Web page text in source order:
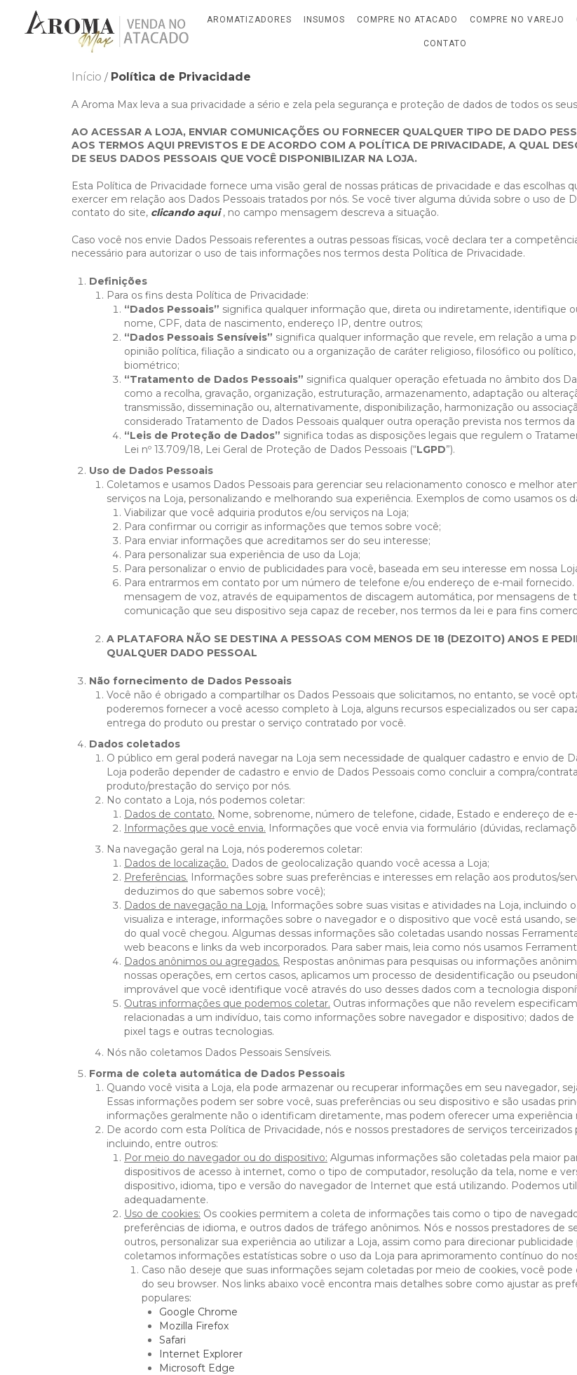
AROMATIZADORES INSUMOS COMPRE NO ATACADO COMPRE NO VAREJO
CONTATO
Início / Política de Privacidade
A Aroma Max leva a sua privacidade a sério e zela pela segurança e proteção de dados de todos os
AO ACESSAR A LOJA, ENVIAR COMUNICAÇÕES OU FORNECER QUALQUER TIPO DE DADO
AOS TERMOS AQUI PREVISTOS E DE ACORDO COM A POLÍTICA DE PRIVACIDADE, A QUAL
DE SEUS DADOS PESSOAIS QUE VOCÊ DISPONIBILIZAR NA LOJA.
Esta Política de Privacidade fornece uma visão geral de nossas práticas de privacidade e das
exercer em relação aos Dados Pessoais tratados por nós. Se você tiver alguma dúvida sobre o uso
contato do site, clicando aqui, no campo mensagem descreva a situação.
Caso você nos envie Dados Pessoais referentes a outras pessoas físicas, você declara ter a
necessário para autorizar o uso de tais informações nos termos desta Política de Privacidade.
Definições
Para os fins desta Política de Privacidade:
“Dados Pessoais” significa qualquer informação que, direta ou indiretamente, identifique
nome, CPF, data de nascimento, endereço IP, dentre outros;
“Dados Pessoais Sensíveis” significa qualquer informação que revele, em relação a uma
opinião política, filiação a sindicato ou a organização de caráter religioso, filosófico ou
biométrico;
“Tratamento de Dados Pessoais” significa qualquer operação efetuada no âmbito dos
como a recolha, gravação, organização, estruturação, armazenamento, adaptação ou
transmissão, disseminação ou, alternativamente, disponibilização, harmonização ou
considerado Tratamento de Dados Pessoais qualquer outra operação prevista nos termos da
“Leis de Proteção de Dados” significa todas as disposições legais que regulem o
Lei nº 13.709/18, Lei Geral de Proteção de Dados Pessoais (“LGPD”).
Uso de Dados Pessoais
Coletamos e usamos Dados Pessoais para gerenciar seu relacionamento conosco e melhor
serviços na Loja, personalizando e melhorando sua experiência. Exemplos de como usamos os
Viabilizar que você adquiria produtos e/ou serviços na Loja;
Para confirmar ou corrigir as informações que temos sobre você;
Para enviar informações que acreditamos ser do seu interesse;
Para personalizar sua experiência de uso da Loja;
Para personalizar o envio de publicidades para você, baseada em seu interesse em nossa
Para entrarmos em contato por um número de telefone e/ou endereço de e-mail
mensagem de voz, através de equipamentos de discagem automática, por mensagens de
comunicação que seu dispositivo seja capaz de receber, nos termos da lei e para fins
A PLATAFORA NÃO SE DESTINA A PESSOAS COM MENOS DE 18 (DEZOITO) ANOS E
QUALQUER DADO PESSOAL
Não fornecimento de Dados Pessoais
Você não é obrigado a compartilhar os Dados Pessoais que solicitamos, no entanto, se você
poderemos fornecer a você acesso completo à Loja, alguns recursos especializados ou ser
entrega do produto ou prestar o serviço contratado por você.
Dados coletados
O público em geral poderá navegar na Loja sem necessidade de qualquer cadastro e envio de
Loja poderão depender de cadastro e envio de Dados Pessoais como concluir a compra/
produto/prestação do serviço por nós.
No contato a Loja, nós podemos coletar:
Dados de contato. Nome, sobrenome, número de telefone, cidade, Estado e endereço de
Informações que você envia. Informações que você envia via formulário (dúvidas,
Na navegação geral na Loja, nós poderemos coletar:
Dados de localização. Dados de geolocalização quando você acessa a Loja;
Preferências. Informações sobre suas preferências e interesses em relação aos produtos/
deduzimos do que sabemos sobre você);
Dados de navegação na Loja. Informações sobre suas visitas e atividades na Loja,
visualiza e interage, informações sobre o navegador e o dispositivo que você está usando,
do qual você chegou. Algumas dessas informações são coletadas usando nossas
web beacons e links da web incorporados. Para saber mais, leia como nós usamos
Dados anônimos ou agregados. Respostas anônimas para pesquisas ou informações
nossas operações, em certos casos, aplicamos um processo de desidentificação ou
improvável que você identifique você através do uso desses dados com a tecnologia
Outras informações que podemos coletar. Outras informações que não revelem
relacionadas a um indivíduo, tais como informações sobre navegador e dispositivo; dados
pixel tags e outras tecnologias.
Nós não coletamos Dados Pessoais Sensíveis.
Forma de coleta automática de Dados Pessoais
Quando você visita a Loja, ela pode armazenar ou recuperar informações em seu navegador,
Essas informações podem ser sobre você, suas preferências ou seu dispositivo e são usadas
informações geralmente não o identificam diretamente, mas podem oferecer uma experiência
De acordo com esta Política de Privacidade, nós e nossos prestadores de serviços
incluindo, entre outros:
Por meio do navegador ou do dispositivo: Algumas informações são coletadas pela maior
dispositivos de acesso à internet, como o tipo de computador, resolução da tela, nome e
dispositivo, idioma, tipo e versão do navegador de Internet que está utilizando. Podemos
adequadamente.
Uso de cookies: Os cookies permitem a coleta de informações tais como o tipo de
preferências de idioma, e outros dados de tráfego anônimos. Nós e nossos prestadores de
outros, personalizar sua experiência ao utilizar a Loja, assim como para direcionar
coletamos informações estatísticas sobre o uso da Loja para aprimoramento contínuo do
Caso não deseje que suas informações sejam coletadas por meio de cookies, você
do seu browser. Nos links abaixo você encontra mais detalhes sobre como ajustar as
populares:
Google Chrome
Mozilla Firefox
Safari
Internet Explorer
Microsoft Edge